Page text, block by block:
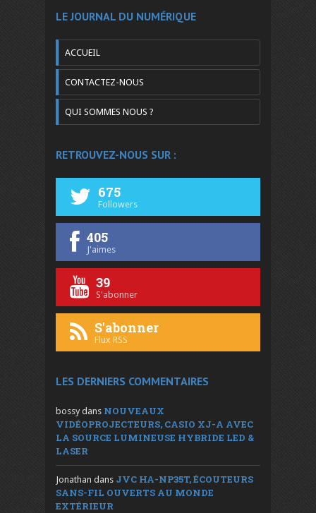
LE JOURNAL DU NUMÉRIQUE
ACCUEIL
CONTACTEZ-NOUS
QUI SOMMES NOUS ?
RETROUVEZ-NOUS SUR :
675
Followers
405
J'aimes
39
S'abonner
S'abonner
Flux RSS
LES DERNIERS COMMENTAIRES
bossy dans NOUVEAUX
VIDÉOPROJECTEURS, CASIO XJ-A AVEC
LA SOURCE LUMINEUSE HYBRIDE LED &
LASER
Jonathan dans JVC HA-NP35T, ÉCOUTEURS
SANS-FIL OUVERTS AU MONDE
EXTÉRIEUR